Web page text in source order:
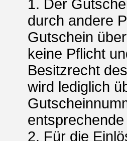
1. Der
durch andere
Gutschein
keine Pflicht
Besitzrecht
wird lediglich
2. Für die